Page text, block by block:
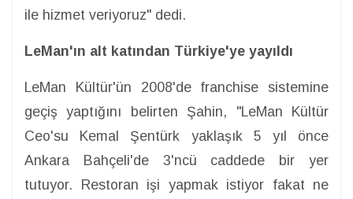
ile hizmet veriyoruz" dedi.
LeMan'ın alt katından Türkiye'ye yayıldı
LeMan Kültür'ün 2008'de franchise sistemine
geçiş yaptığını belirten Şahin, "LeMan Kültür
Ceo'su Kemal Şentürk yaklaşık 5 yıl önce
Ankara Bahçeli'de 3'ncü caddede bir yer
tutuyor. Restoran işi yapmak istiyor fakat ne